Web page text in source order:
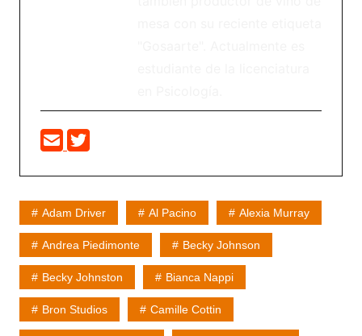
Adam Driver Al Pacino Alexia Murray
Andrea Piedimonte Becky Johnson
Becky Johnston Bianca Nappi
Bron Studios Camille Cottin